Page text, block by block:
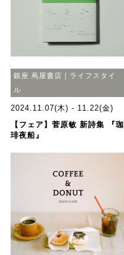
銀座 蔦屋書店｜ライフスタイ
ル
2024.11.07(木) - 11.22(金)
【フェア】菅原敏 新詩集 『珈
琲夜船』